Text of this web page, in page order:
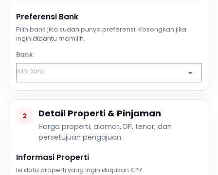
Preferensi Bank
Pilih bank jika sudah punya preferensi. Kosongkan jika
ingin dibantu memilih.
Bank
2 Detail Properti & Pinjaman
Harga properti, alamat, DP, tenor, dan
persetujuan pengajuan.
Informasi Properti
Isi data properti yang ingin diajukan KPR.